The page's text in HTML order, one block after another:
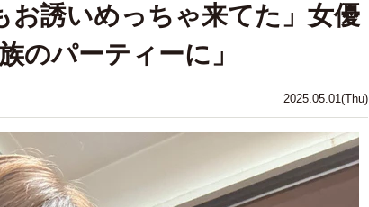
2025.05.01(Thu)
お誘いめっちゃ来てた」女優
のパーティーに」